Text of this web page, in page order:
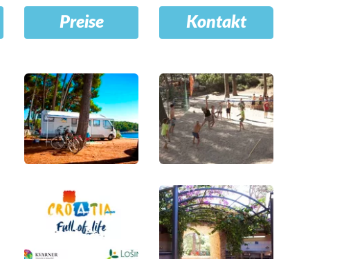
Preise Kontakt